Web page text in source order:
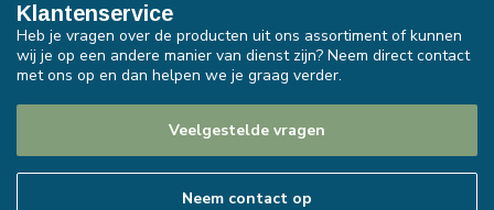
Klantenservice
Heb je vragen over de producten uit ons assortiment of kunnen
wij je op een andere manier van dienst zijn? Neem direct contact
met ons op en dan helpen we je graag verder.
Veelgestelde vragen
Neem contact op